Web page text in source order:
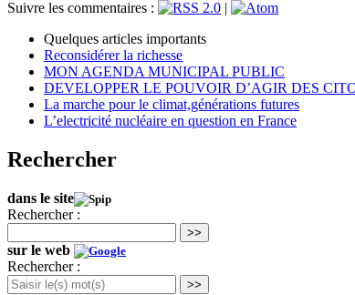
Suivre les commentaires :
|
Quelques articles importants
Reconsidérer la richesse
MON AGENDA MUNICIPAL PUBLIC
DEVELOPPER LE POUVOIR D’AGIR DES
La marche pour le climat,générations futures
L’electricité nucléaire en question en France
Rechercher
dans le site
Rechercher :
>>
sur le web
Rechercher :
>>